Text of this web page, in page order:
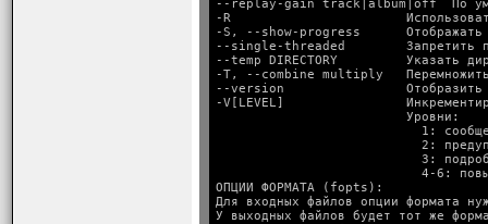
--replay-gain track|album|off  По
-R                       Использовать
-S, --show-progress      Отображать
--single-threaded        Запретить
--temp DIRECTORY         Указать
-T, --combine multiply   Перемножить
--version                Отобразить
-V[LEVEL]
                         Уровни:
1:
2:
3:
4-6:
ОПЦИИ ФОРМАТА (fopts):
Для входных файлов опции формата
У выходных файлов будет тот же